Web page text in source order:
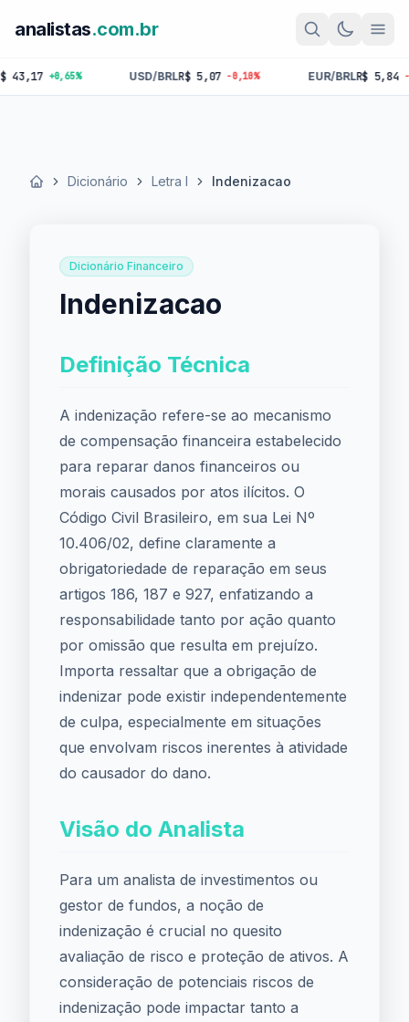
analistas.com.br
+0,65% USD/BRLR$ 5,07 -0,10% EUR/BRLR$ 5,84 -0,18%
Início Dicionário Letra I Indenizacao
Dicionário Financeiro
Indenizacao
Definição Técnica
A indenização refere-se ao mecanismo
de compensação financeira estabelecido
para reparar danos financeiros ou
morais causados por atos ilícitos. O
Código Civil Brasileiro, em sua Lei Nº
10.406/02, define claramente a
obrigatoriedade de reparação em seus
artigos 186, 187 e 927, enfatizando a
responsabilidade tanto por ação quanto
por omissão que resulta em prejuízo.
Importa ressaltar que a obrigação de
indenizar pode existir independentemente
de culpa, especialmente em situações
que envolvam riscos inerentes à atividade
do causador do dano.
Visão do Analista
Para um analista de investimentos ou
gestor de fundos, a noção de
indenização é crucial no quesito
avaliação de risco e proteção de ativos. A
consideração de potenciais riscos de
indenização pode impactar tanto a